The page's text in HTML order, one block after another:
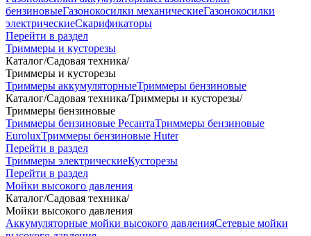
бензиновыеГазонокосилки механическиеГазонокосилки
электрическиеСкарификаторы
Перейти в раздел
Триммеры и кусторезы
Каталог/Садовая техника/
Триммеры и кусторезы
Триммеры аккумуляторныеТриммеры бензиновые
Каталог/Садовая техника/Триммеры и кусторезы/
Триммеры бензиновые
Триммеры бензиновые РесантаТриммеры бензиновые
EuroluxТриммеры бензиновые Huter
Перейти в раздел
Триммеры электрическиеКусторезы
Перейти в раздел
Мойки высокого давления
Каталог/Садовая техника/
Мойки высокого давления
Аккумуляторные мойки высокого давленияСетевые мойки